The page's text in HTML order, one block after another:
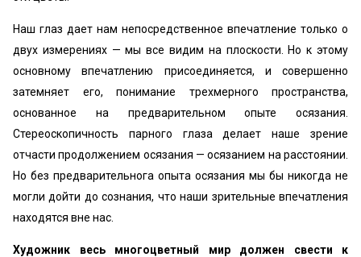
Наш глаз дает нам непосредственное впечатление только о
двух измерениях — мы все видим на плоскости. Но к этому
основному впечатлению присоединяется, и совершенно
затемняет его, понимание трехмерного пространства,
основанное на предварительном опыте осязания.
Стереоскопичность парного глаза делает наше зрение
отчасти продолжением осязания — осязанием на расстоянии.
Но без предварительнога опыта осязания мы бы никогда не
могли дойти до сознания, что наши зрительные впечатления
находятся вне нас.
Художник весь многоцветный мир должен свести к